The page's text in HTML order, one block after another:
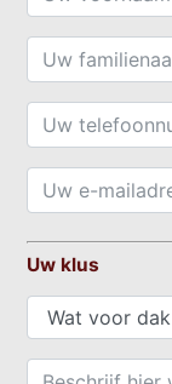
Uw klus